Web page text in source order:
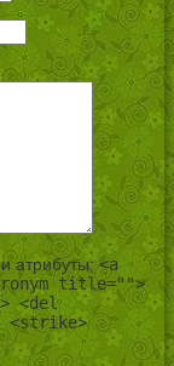
и атрибуты:<a
title="">
<del
<strike>